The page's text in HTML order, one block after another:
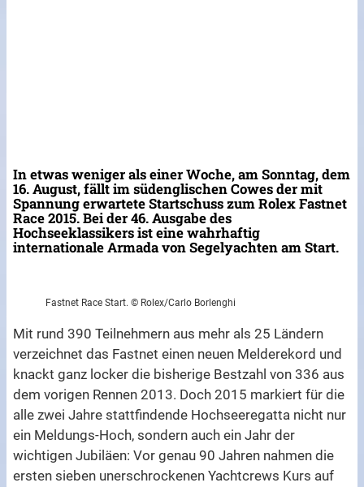
In etwas weniger als einer Woche, am Sonntag, dem
16. August, fällt im südenglischen Cowes der mit
Spannung erwartete Startschuss zum Rolex Fastnet
Race 2015. Bei der 46. Ausgabe des
Hochseeklassikers ist eine wahrhaftig
internationale Armada von Segelyachten am Start.
Fastnet Race Start. © Rolex/Carlo Borlenghi
Mit rund 390 Teilnehmern aus mehr als 25 Ländern
verzeichnet das Fastnet einen neuen Melderekord und
knackt ganz locker die bisherige Bestzahl von 336 aus
dem vorigen Rennen 2013. Doch 2015 markiert für die
alle zwei Jahre stattfindende Hochseeregatta nicht nur
ein Meldungs-Hoch, sondern auch ein Jahr der
wichtigen Jubiläen: Vor genau 90 Jahren nahmen die
ersten sieben unerschrockenen Yachtcrews Kurs auf